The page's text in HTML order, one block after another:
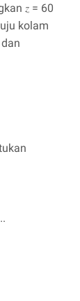
𝑧 = 60
kolam